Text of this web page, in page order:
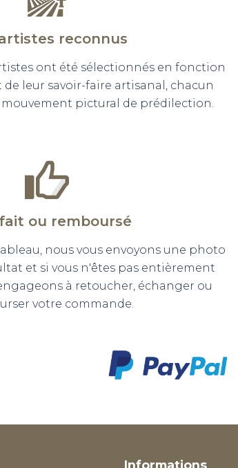
reconnus
ont été sélectionnés en fonction
de leur savoir-faire artisanal, chacun
pictural de prédilection.
ou remboursé
nous vous envoyons une photo
et si vous n'êtes pas entièrement
à retoucher, échanger ou
votre commande.